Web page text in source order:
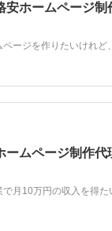
安ホームページ制
ページを作りたいけれど
ームページ制作代
で月10万円の収入を得た